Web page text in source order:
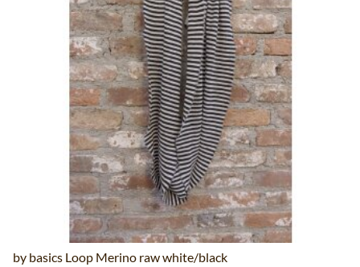
by basics Loop Merino raw white/black